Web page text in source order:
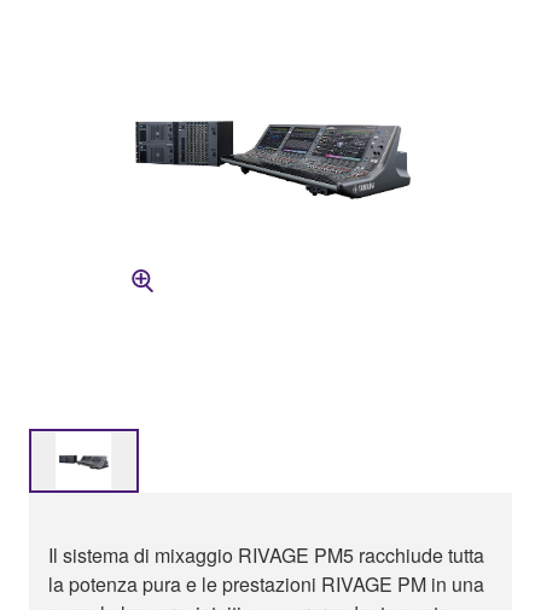
Il sistema di mixaggio RIVAGE PM5 racchiude tutta
la potenza pura e le prestazioni RIVAGE PM in una